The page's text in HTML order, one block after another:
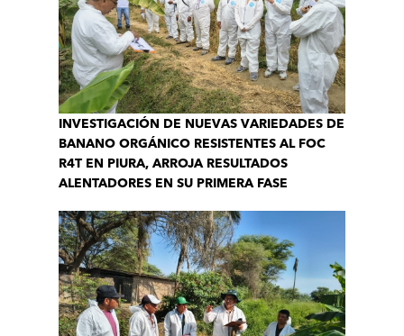
INVESTIGACIÓN DE NUEVAS VARIEDADES DE
BANANO ORGÁNICO RESISTENTES AL FOC
R4T EN PIURA, ARROJA RESULTADOS
ALENTADORES EN SU PRIMERA FASE